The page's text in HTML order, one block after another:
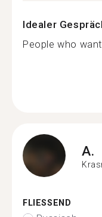
Idealer
People who
A.
FLIESSEND